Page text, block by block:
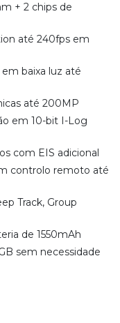
+ 2 chips de
até 240fps em
baixa luz até
até 200MP
em 10-bit I-Log
com EIS adicional
controlo remoto até
Track, Group
de 1550mAh
sem necessidade